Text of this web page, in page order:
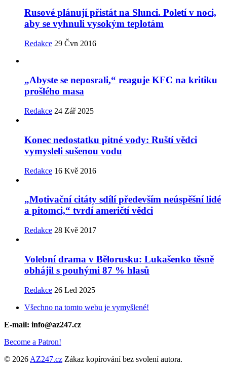
Rusové plánují přistát na Slunci. Poletí v noci,
aby se vyhnuli vysokým teplotám
Redakce 29 Čvn 2016
„Abyste se neposrali,“ reaguje KFC na kritiku
prošlého masa
Redakce 24 Zář 2025
Konec nedostatku pitné vody: Ruští vědci
vymysleli sušenou vodu
Redakce 16 Kvě 2016
„Motivační citáty sdílí především neúspěšní lidé
a pitomci,“ tvrdí američtí vědci
Redakce 28 Kvě 2017
Volební drama v Bělorusku: Lukašenko těsně
obhájil s pouhými 87 % hlasů
Redakce 26 Led 2025
Všechno na tomto webu je vymyšlené!
E-mail: info@az247.cz
Become a Patron!
© 2026 AZ247.cz Zákaz kopírování bez svolení autora.